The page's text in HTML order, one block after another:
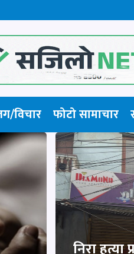
विचार फोटो सामाचार​
निरा हत्या